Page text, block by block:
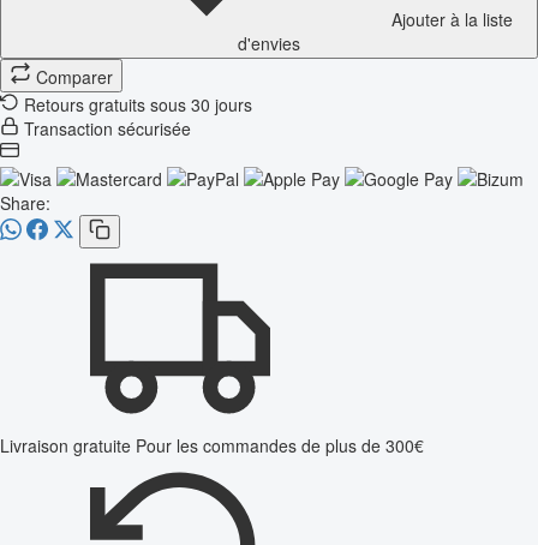
Ajouter à la liste
d'envies
Comparer
Retours gratuits sous 30 jours
Transaction sécurisée
Share:
Livraison gratuite Pour les commandes de plus de 300€